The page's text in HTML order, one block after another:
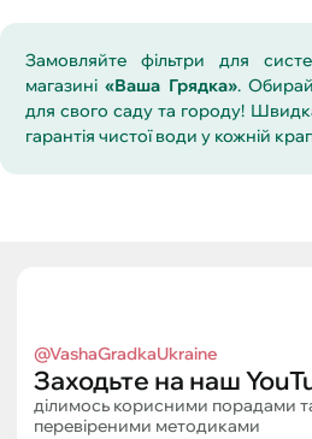
Замовляйте фільтри для
магазині«Ваша Грядка».
для свого саду та городу!
гарантія чистої води у кожній
@VashaGradkaUkraine
Заходьте на наш
ділимось корисними порадами
перевіреними методиками